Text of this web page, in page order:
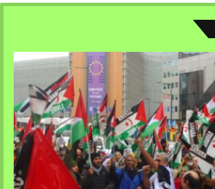
, و وضع الية لحماية حقوق الانسان
وفك الحصار و الاقامة الاجبارية و السجن
و المناضلين, و الافراج الفوري و الا
في المعتقلات المغربية المظلمة.
و الاتحاد الاوروبي الى ايفاد لجان
على الانتهاكات الجسيمة لحقوق
الغربية و ما يتعرض له المناضلات و
تنكيل و اهانة حاطة بالكرامة الانسانية
تراب الدولة الصحراوية.
رابطات الجالية الصحراوية باوروبا كافة
و التازر مع المناضلات و المناضلين